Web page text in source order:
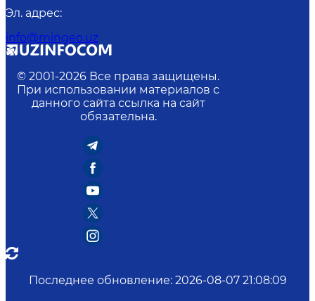
Эл. адрес:
info@mingeo.uz
© 2001-2026 Все права защищены.
При использовании материалов с
данного сайта ссылка на сайт
обязательна.
Последнее обновление: 2026-08-07 21:08:09